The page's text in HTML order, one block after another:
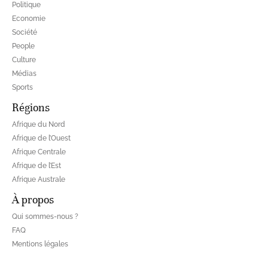
Politique
Economie
Société
People
Culture
Médias
Sports
Régions
Afrique du Nord
Afrique de l’Ouest
Afrique Centrale
Afrique de l’Est
Afrique Australe
À propos
Qui sommes-nous ?
FAQ
Mentions légales